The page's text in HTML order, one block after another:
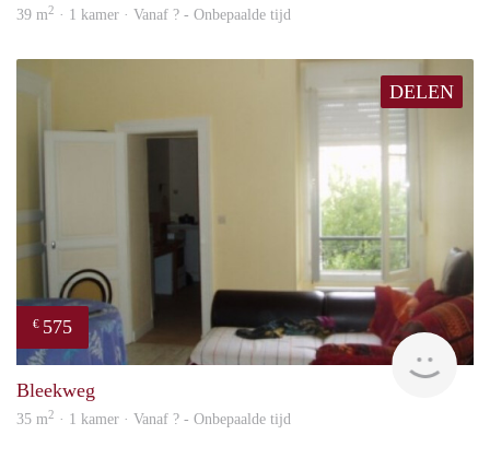
39 m2 · 1 kamer · Vanaf ? - Onbepaalde tijd
DELEN
€ 575
Bleekweg
35 m2 · 1 kamer · Vanaf ? - Onbepaalde tijd